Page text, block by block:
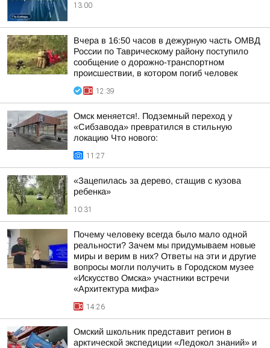
13:00
Вчера в 16:50 часов в дежурную часть ОМВД
России по Таврическому району поступило
сообщение о дорожно-транспортном
происшествии, в котором погиб человек
12:39
Омск меняется!. Подземный переход у
«Сибзавода» превратился в стильную
локацию Что нового:
11:27
«Зацепилась за дерево, стащив с кузова
ребенка»
10:31
Почему человеку всегда было мало одной
реальности? Зачем мы придумываем новые
миры и верим в них? Ответы на эти и другие
вопросы могли получить в Городском музее
«Искусство Омска» участники встречи
«Архитектура мифа»
14:26
Омский школьник представит регион в
арктической экспедиции «Ледокол знаний» и